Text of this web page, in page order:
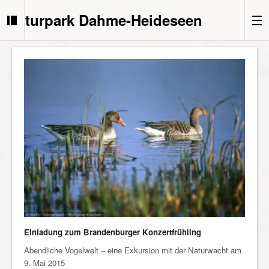
Naturpark Dahme-Heideseen
Einladung zum Brandenburger Konzertfrühling
Abendliche Vogelwelt – eine Exkursion mit der Naturwacht am
9. Mai 2015